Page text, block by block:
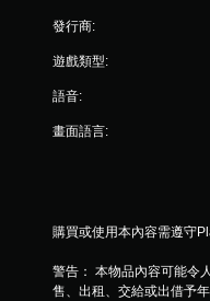
發行商:
遊戲類型:
語音:
畫面語言:
購買或使用本內容需遵守
警告： 本物品內容可能令
售、出租、交給或出借予